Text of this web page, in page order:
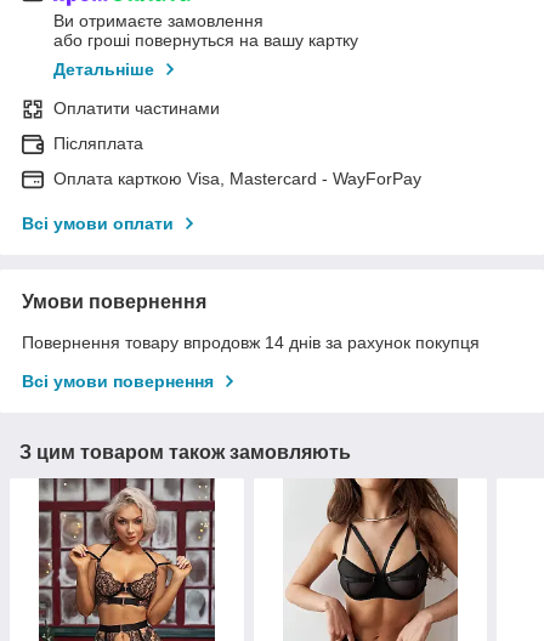
Ви отримаєте замовлення
або гроші повернуться на вашу картку
Детальніше
Оплатити частинами
Післяплата
Оплата карткою Visa, Mastercard - WayForPay
Всі умови оплати
Умови повернення
Повернення товару впродовж 14 днів за рахунок покупця
Всі умови повернення
З цим товаром також замовляють